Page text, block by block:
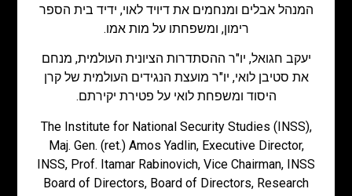
המנהל אבלים ומנחמים את דיויד לאוי, ידיד בית הספר
רימון, ומשפחתו על מות אמו.
יעקב חגואל, יו"ר ההסתדרות הציונית העולמית, מנחם
את סטיבן לואי, יו"ר מועצת הנגידים העולמית של קרן
היסוד ומשפחת לואי על פטירת יקירתם.
The Institute for National Security Studies (INSS),
Maj. Gen. (ret.) Amos Yadlin, Executive Director,
INSS, Prof. Itamar Rabinovich, Vice Chairman, INSS
Board of Directors, Board of Directors, Research